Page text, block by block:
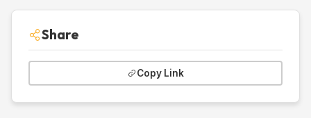
Share
Copy Link